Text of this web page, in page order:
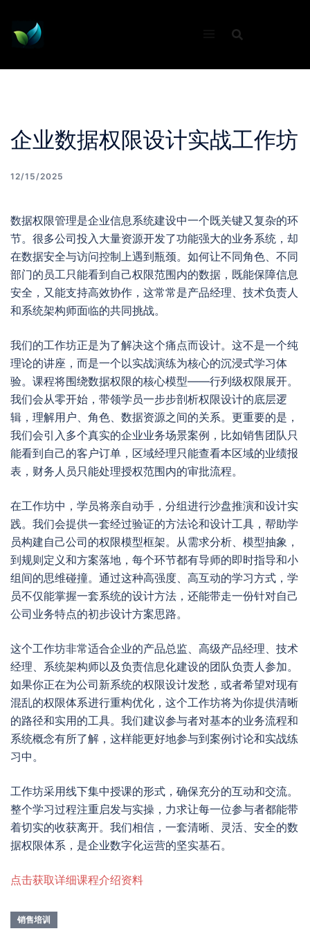
content
企业数据权限设计实战工作坊
12/15/2025
数据权限管理是企业信息系统建设中一个既关键又复杂的环
节。很多公司投入大量资源开发了功能强大的业务系统，却
在数据安全与访问控制上遇到瓶颈。如何让不同角色、不同
部门的员工只能看到自己权限范围内的数据，既能保障信息
安全，又能支持高效协作，这常常是产品经理、技术负责人
和系统架构师面临的共同挑战。
我们的工作坊正是为了解决这个痛点而设计。这不是一个纯
理论的讲座，而是一个以实战演练为核心的沉浸式学习体
验。课程将围绕数据权限的核心模型——行列级权限展开。
我们会从零开始，带领学员一步步剖析权限设计的底层逻
辑，理解用户、角色、数据资源之间的关系。更重要的是，
我们会引入多个真实的企业业务场景案例，比如销售团队只
能看到自己的客户订单，区域经理只能查看本区域的业绩报
表，财务人员只能处理授权范围内的审批流程。
在工作坊中，学员将亲自动手，分组进行沙盘推演和设计实
践。我们会提供一套经过验证的方法论和设计工具，帮助学
员构建自己公司的权限模型框架。从需求分析、模型抽象，
到规则定义和方案落地，每个环节都有导师的即时指导和小
组间的思维碰撞。通过这种高强度、高互动的学习方式，学
员不仅能掌握一套系统的设计方法，还能带走一份针对自己
公司业务特点的初步设计方案思路。
这个工作坊非常适合企业的产品总监、高级产品经理、技术
经理、系统架构师以及负责信息化建设的团队负责人参加。
如果你正在为公司新系统的权限设计发愁，或者希望对现有
混乱的权限体系进行重构优化，这个工作坊将为你提供清晰
的路径和实用的工具。我们建议参与者对基本的业务流程和
系统概念有所了解，这样能更好地参与到案例讨论和实战练
习中。
工作坊采用线下集中授课的形式，确保充分的互动和交流。
整个学习过程注重启发与实操，力求让每一位参与者都能带
着切实的收获离开。我们相信，一套清晰、灵活、安全的数
据权限体系，是企业数字化运营的坚实基石。
点击获取详细课程介绍资料
销售培训